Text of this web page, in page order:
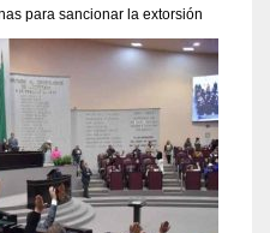
para sancionar la extorsión